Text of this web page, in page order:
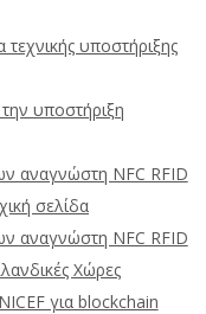
υποστήριξης
την υποστήριξη
αναγνώστη NFC RFID
σελίδα
αναγνώστη NFC RFID
Χώρες
για blockchain